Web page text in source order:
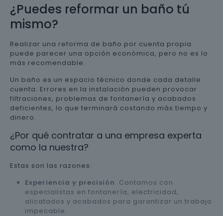
¿Puedes reformar un baño tú
mismo?
Realizar una reforma de baño por cuenta propia
puede parecer una opción económica, pero no es lo
más recomendable.
Un baño es un espacio técnico donde cada detalle
cuenta. Errores en la instalación pueden provocar
filtraciones, problemas de fontanería y acabados
deficientes, lo que terminará costando más tiempo y
dinero.
¿Por qué contratar a una empresa experta
como la nuestra?
Estas son las razones:
Experiencia y precisión: Contamos con
especialistas en fontanería, electricidad,
alicatados y acabados para garantizar un trabajo
impecable.